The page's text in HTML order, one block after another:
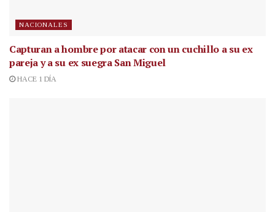
NACIONALES
Capturan a hombre por atacar con un cuchillo a su ex
pareja y a su ex suegra San Miguel
HACE 1 DÍA